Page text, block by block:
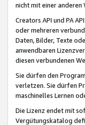
nicht mit einer anderen
Creators API und PA
oder mehreren
Daten, Bilder, Texte
anwendbaren
diesen verbundenen
Sie dürfen den
verletzen. Sie dürfen
maschinelles Lernen
Die Lizenz endet mit
Vergütungskatalog